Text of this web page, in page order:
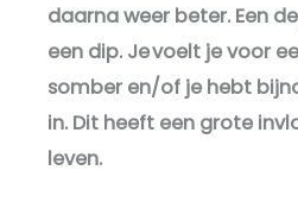
daarna weer beter. Een
een dip. Je voelt je voor
somber en/of je hebt
in. Dit heeft een grote
leven.